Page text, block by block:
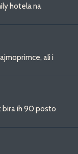
hotela na
ali i
bira ih 90 posto